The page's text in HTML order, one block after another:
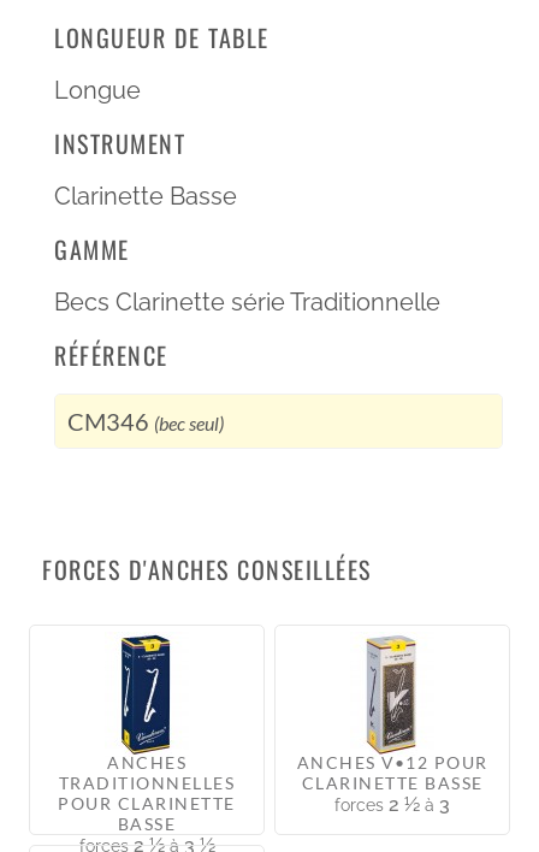
LONGUEUR DE TABLE
Longue
INSTRUMENT
Clarinette Basse
GAMME
Becs Clarinette série Traditionnelle
RÉFÉRENCE
CM346 (bec seul)
FORCES D'ANCHES CONSEILLÉES
ANCHES
TRADITIONNELLES
POUR CLARINETTE
BASSE
forces2 ½à3 ½
ANCHES V•12 POUR
CLARINETTE BASSE
forces 2 ½ à 3